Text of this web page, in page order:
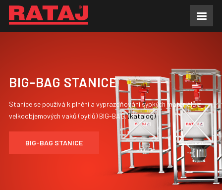
VÝROBNÍ PROGRAM
POPTÁVKY
REFERENCE
KE STAŽENÍ
BIG-BAG STANICE
Stanice se používá k plnění a vyprazdňování sypkých materiálů z
velkoobjemových vaků (pytlů) BIG-BAG.(katalog)
BIG-BAG STANICE